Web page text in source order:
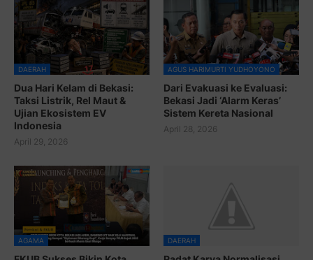
DAERAH
Dua Hari Kelam di Bekasi:
Taksi Listrik, Rel Maut &
Ujian Ekosistem EV
Indonesia
April 29, 2026
AGUS HARIMURTI YUDHOYONO
Dari Evakuasi ke Evaluasi:
Bekasi Jadi ‘Alarm Keras’
Sistem Kereta Nasional
April 28, 2026
AGAMA DAERAH